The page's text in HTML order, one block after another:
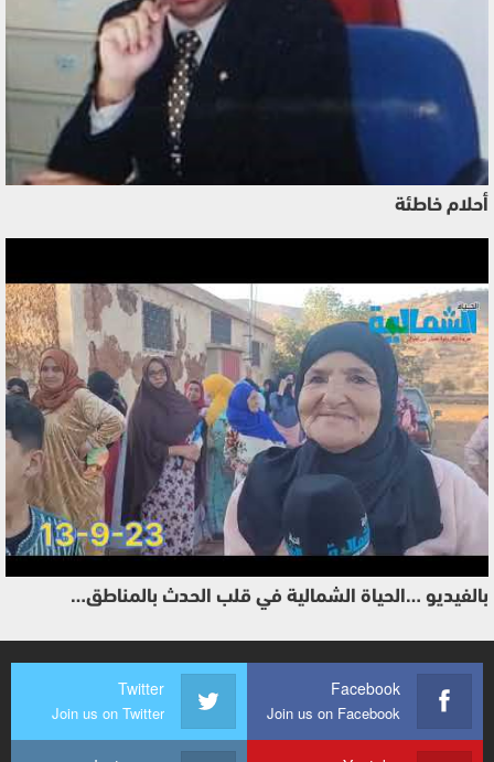
أحلام خاطئة
بالفيديو …الحياة الشمالية في قلب الحدث بالمناطق…
Facebook
Join us on Facebook
Twitter
Join us on Twitter